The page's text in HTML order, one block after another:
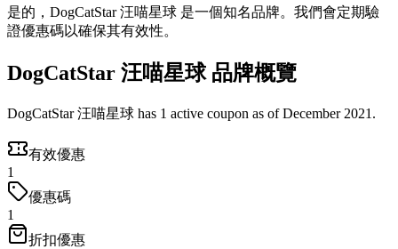
是的，DogCatStar 汪喵星球 是一個知名品牌。我們會定期驗
證優惠碼以確保其有效性。
DogCatStar 汪喵星球 品牌概覽
DogCatStar 汪喵星球 has 1 active coupon as of December 2021.
有效優惠
1
優惠碼
1
折扣優惠